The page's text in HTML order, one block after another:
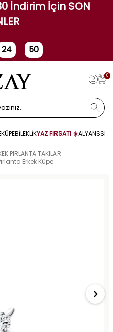
İndirim İçin SON
24 50
0
KÜPEBİLEKLİKYAZ FIRSATI ☀️ALYANS
PIRLANTA TAKILAR
Erkek Küpe